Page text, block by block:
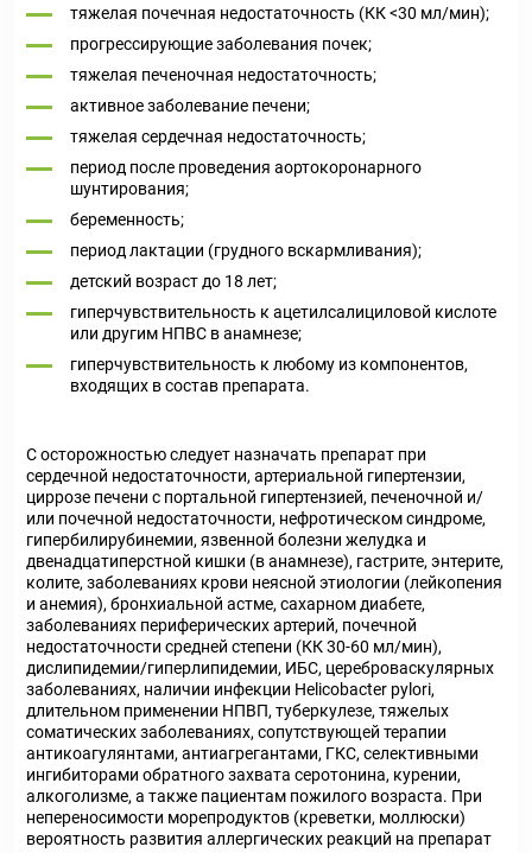
тяжелая почечная недостаточность (КК <30 мл/мин);
прогрессирующие заболевания почек;
тяжелая печеночная недостаточность;
активное заболевание печени;
тяжелая сердечная недостаточность;
период после проведения аортокоронарного
шунтирования;
беременность;
период лактации (грудного вскармливания);
детский возраст до 18 лет;
гиперчувствительность к ацетилсалициловой кислоте
или другим НПВС в анамнезе;
гиперчувствительность к любому из компонентов,
входящих в состав препарата.
С осторожностью следует назначать препарат при
сердечной недостаточности, артериальной гипертензии,
циррозе печени с портальной гипертензией, печеночной и/
или почечной недостаточности, нефротическом синдроме,
гипербилирубинемии, язвенной болезни желудка и
двенадцатиперстной кишки (в анамнезе), гастрите, энтерите,
колите, заболеваниях крови неясной этиологии (лейкопения
и анемия), бронхиальной астме, сахарном диабете,
заболеваниях периферических артерий, почечной
недостаточности средней степени (КК 30-60 мл/мин),
дислипидемии/гиперлипидемии, ИБС, цереброваскулярных
заболеваниях, наличии инфекции Helicobacter pylori,
длительном применении НПВП, туберкулезе, тяжелых
соматических заболеваниях, сопутствующей терапии
антикоагулянтами, антиагрегантами, ГКС, селективными
ингибиторами обратного захвата серотонина, курении,
алкоголизме, а также пациентам пожилого возраста. При
непереносимости морепродуктов (креветки, моллюски)
вероятность развития аллергических реакций на препарат